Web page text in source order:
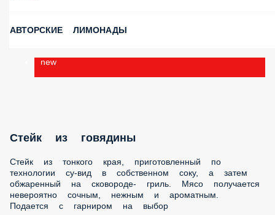
АВТОРСКИЕ ЛИМОНАДЫ
new
Стейк из говядины
Стейк из тонкого края, приготовленный по технологии су-
вид в собственном соку, а затем обжаренный на
сковороде- гриль. Мясо получается невероятно сочным,
нежным и ароматным. Подается с гарниром на выбор
380 г.